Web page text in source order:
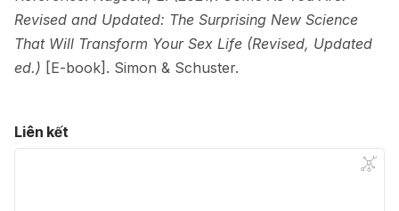
Revised and Updated: The Surprising New Science
That Will Transform Your Sex Life (Revised, Updated
ed.) [E-book]. Simon & Schuster.
Liên kết